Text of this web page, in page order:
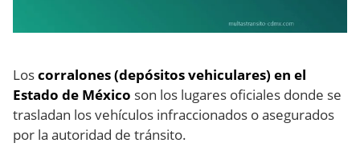
Loscorralones (depósitos vehiculares) en el
Estado de México son los lugares oficiales donde se
trasladan los vehículos infraccionados o asegurados
por la autoridad de tránsito.